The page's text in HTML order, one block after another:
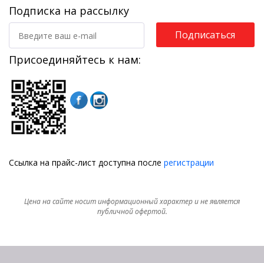
Подписка на рассылку
Подписаться
Присоединяйтесь к нам:
Ссылка на прайс-лист доступна после регистрации
Цена на сайте носит информационный характер и не является
публичной офертой.